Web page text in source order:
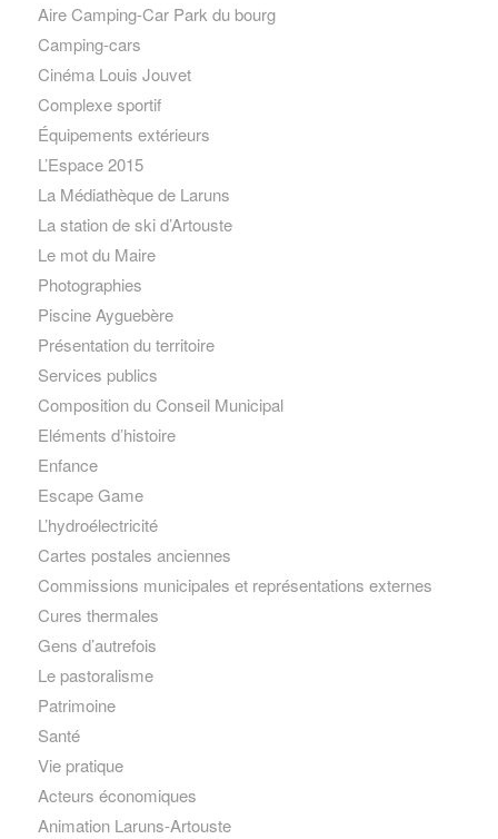
Aire Camping-Car Park du bourg
Camping-cars
Cinéma Louis Jouvet
Complexe sportif
Équipements extérieurs
L’Espace 2015
La Médiathèque de Laruns
La station de ski d’Artouste
Le mot du Maire
Photographies
Piscine Ayguebère
Présentation du territoire
Services publics
Composition du Conseil Municipal
Eléments d’histoire
Enfance
Escape Game
L’hydroélectricité
Cartes postales anciennes
Commissions municipales et représentations externes
Cures thermales
Gens d’autrefois
Le pastoralisme
Patrimoine
Santé
Vie pratique
Acteurs économiques
Animation Laruns-Artouste